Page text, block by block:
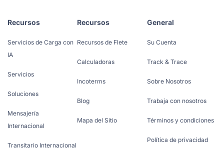
Recursos
Servicios de Carga con
IA
Servicios
Soluciones
Mensajería
Internacional
Transitario Internacional
Recursos
Recursos de Flete
Calculadoras
Incoterms
Blog
Mapa del Sitio
General
Su Cuenta
Track & Trace
Sobre Nosotros
Trabaja con nosotros
Términos y condiciones
Política de privacidad